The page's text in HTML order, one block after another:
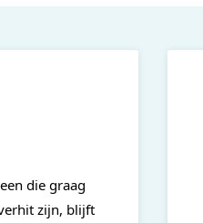
die graag
zijn, blijft